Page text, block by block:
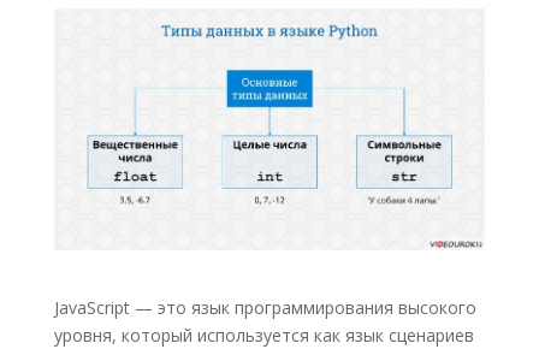
JavaScript — это язык программирования высокого
уровня, который используется как язык сценариев